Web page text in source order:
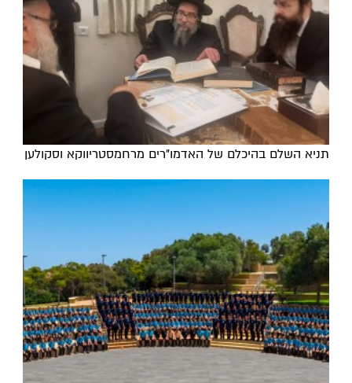
תניא השלם בהיכלם של האדמו"רים מרחמסטריווקא וסקולען